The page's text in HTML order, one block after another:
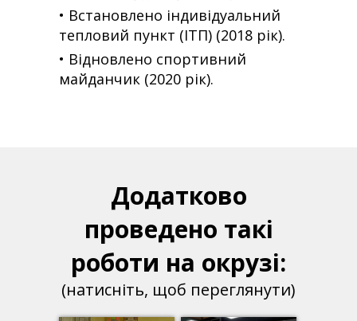
• Встановлено індивідуальний
тепловий пункт (ІТП) (2018 рік).
• Відновлено спортивний
майданчик (2020 рік).
Додатково
проведено такі
роботи на окрузі:
(натисніть, щоб переглянути)